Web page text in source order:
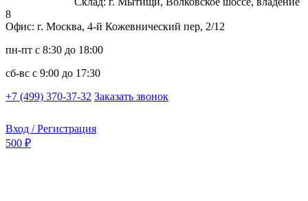
8
Офис: г. Москва, 4-й Кожевнический пер, 2/12
пн-пт с 8:30 до 18:00
сб-вс с 9:00 до 17:30
+7 (499) 370-37-32 Заказать звонок
Вход / Регистрация
500 ₽